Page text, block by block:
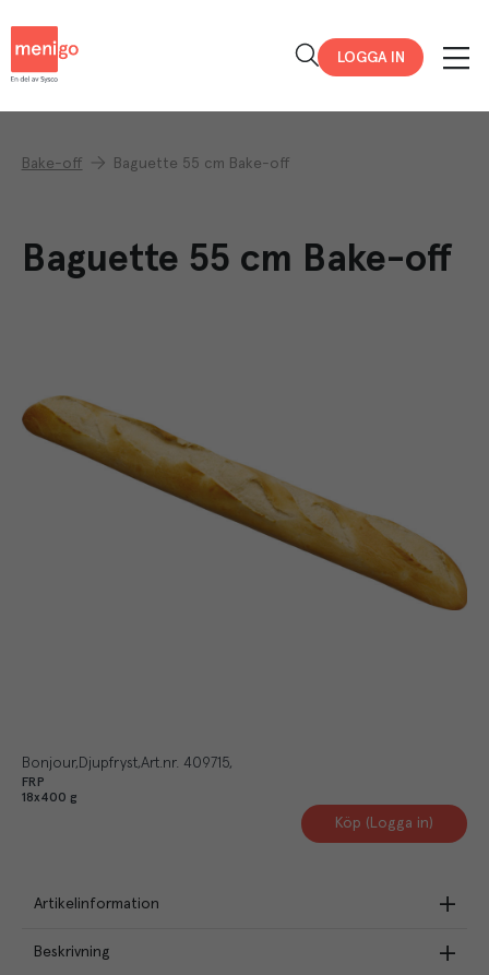
LOGGA IN
Bake-off Baguette 55 cm Bake-off
Baguette 55 cm Bake-off
Bonjour Djupfryst Art.nr. 409715
FRP
18x400 g
Köp (Logga in)
Artikelinformation
Beskrivning